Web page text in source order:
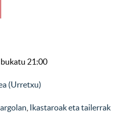
21:00
(Urretxu)
Ikastaroak eta tailerrak